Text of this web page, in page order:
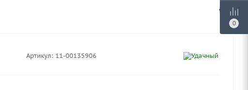
Артикул: 11-00135906
0